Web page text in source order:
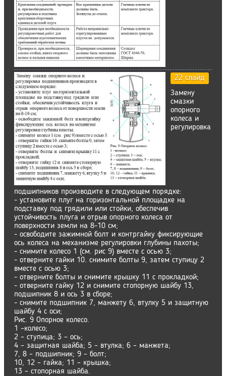
22 слайд
Замену
смазки
опорного
колеса и
регулировка
подшипников производите в следующем порядке:
- установите плуг на горизонтальной площадке на
подставку под грядили или стойки, обеспечив
устойчивость плуга и отрыв опорного колеса от
поверхности земли на 8-10 см;
- освободите зажимной болт и контргайку фиксирующие
ось колеса на механизме регулировки глубины пахоты;
- снимите колесо 1 (см. рис 9) вместе с осью 3;
- отверните гайки 10. снимите болты 9, затем ступицу 2
вместе с осью 3;
- отверните болты и снимите крышку 11 с прокладкой;
- отверните гайку 12 и снимите стопорную шайбу 13,
подшипник 8 и ось 3 в сборе;
- снимите подшипник 7, манжету 6, втулку 5 и защитную
шайбу 4 с оси;
Рис. 9 Опорное колесо.
1 –колесо;
2 – ступица; 3 – ось;
4 – защитная шайба; 5 – втулка; 6 – манжета;
7, 8 – подшипник; 9 – болт;
10, 12 – гайка; 11 – крышка;
13 – стопорная шайба.